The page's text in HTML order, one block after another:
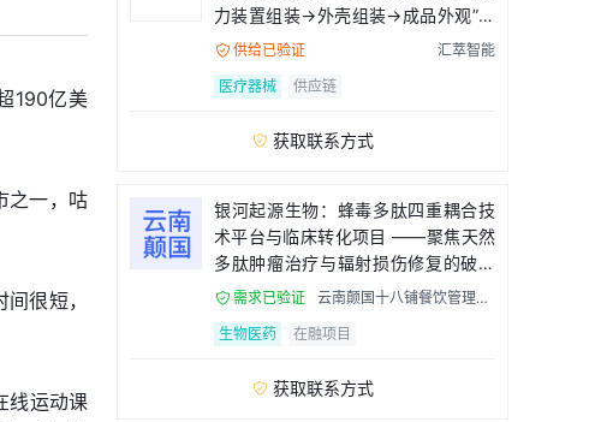
190亿美
之一，咕
很短，
线运动课
力装置组装→外壳组装→成品外观”全
流程
 供给已验证
汇萃智能
医疗器械
供应链
 获取联系方式
银河起源生物：蜂毒多肽四重耦合技
术平台与临床转化项目 ——聚焦天然
多肽肿瘤治疗与辐射损伤修复的破局
者
 需求已验证
云南颠国十八铺餐饮管理有
生物医药
在融项目
 获取联系方式